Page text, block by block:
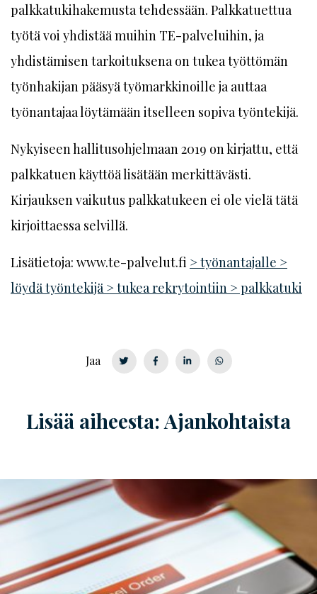
palkkatukihakemusta tehdessään. Palkkatuettua
työtä voi yhdistää muihin TE-palveluihin, ja
yhdistämisen tarkoituksena on tukea työttömän
työnhakijan pääsyä työmarkkinoille ja auttaa
työnantajaa löytämään itselleen sopiva työntekijä.
Nykyiseen hallitusohjelmaan 2019 on kirjattu, että
palkkatuen käyttöä lisätään merkittävästi.
Kirjauksen vaikutus palkkatukeen ei ole vielä tätä
kirjoittaessa selvillä.
Lisätietoja: www.te-palvelut.fi > työnantajalle >
löydä työntekijä > tukea rekrytointiin > palkkatuki
Jaa
Lisää aiheesta: Ajankohtaista